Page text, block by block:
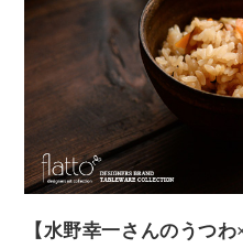
【水野幸一さんのうつ